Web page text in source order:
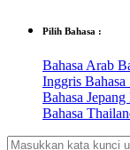
Pilih Bahasa :
Bahasa Arab
Inggris
Bahasa Jepang
Bahasa